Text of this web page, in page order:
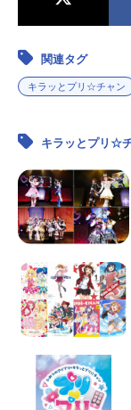
関連タグ
キラッとプリ☆チャン
キラッとプリ☆